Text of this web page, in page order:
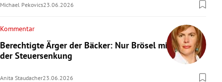
Michael Pekovics23.06.2026
Kommentar
Berechtigte Ärger der Bäcker: Nur Brösel mit
der Steuersenkung
Anita Staudacher23.06.2026